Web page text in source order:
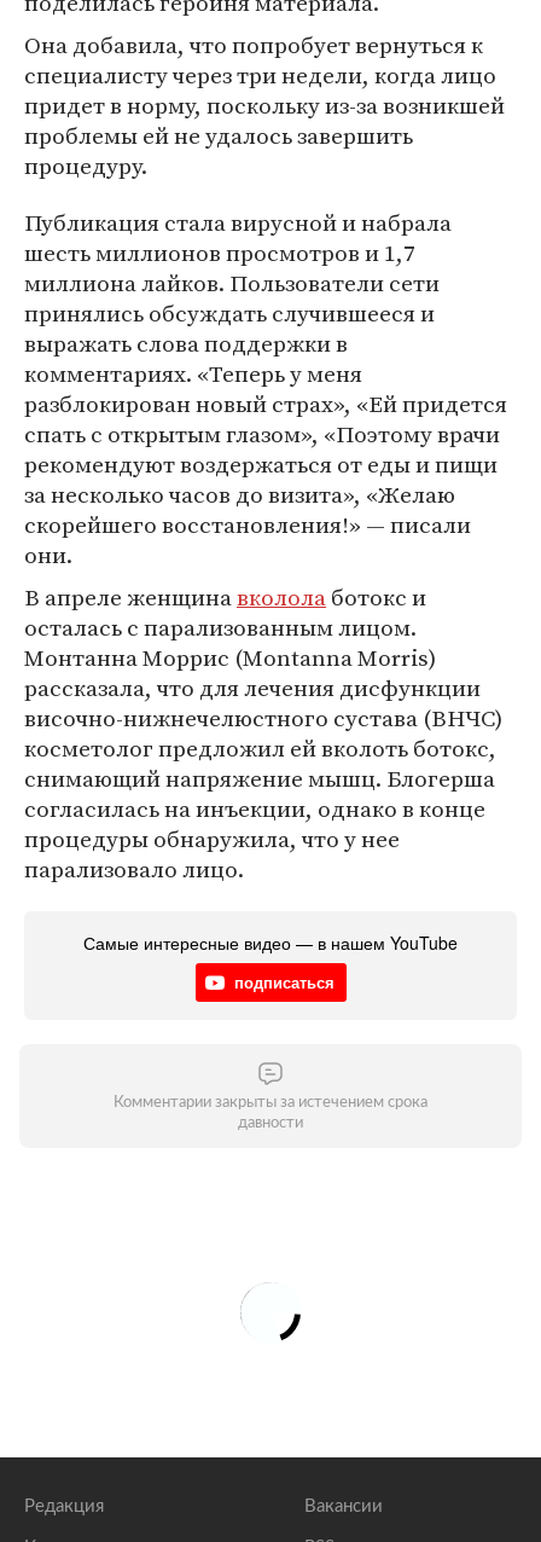
Она добавила, что попробует вернуться к
специалисту через три недели, когда лицо
придет в норму, поскольку из-за возникшей
проблемы ей не удалось завершить
процедуру.
Публикация стала вирусной и набрала
шесть миллионов просмотров и 1,7
миллиона лайков. Пользователи сети
принялись обсуждать случившееся и
выражать слова поддержки в
комментариях. «Теперь у меня
разблокирован новый страх», «Ей придется
спать с открытым глазом», «Поэтому врачи
рекомендуют воздержаться от еды и пищи
за несколько часов до визита», «Желаю
скорейшего восстановления!» — писали
они.
В апреле женщинавкололаботокс и
осталась с парализованным лицом.
Монтанна Моррис (Montanna Morris)
рассказала, что для лечения дисфункции
височно-нижнечелюстного сустава (ВНЧС)
косметолог предложил ей вколоть ботокс,
снимающий напряжение мышц. Блогерша
согласилась на инъекции, однако в конце
процедуры обнаружила, что у нее
парализовало лицо.
Самые интересные видео — в нашем YouTube
подписаться
Комментарии закрыты за истечением срока
давности
Редакция Вакансии